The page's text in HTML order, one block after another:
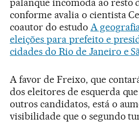
conforme avalia o cientista
coautor do estudo A
eleições para prefeito e
cidades do Rio de Janeiro e
A favor de Freixo, que
dos eleitores de esquerda
outros candidatos, está o
visibilidade que o segundo